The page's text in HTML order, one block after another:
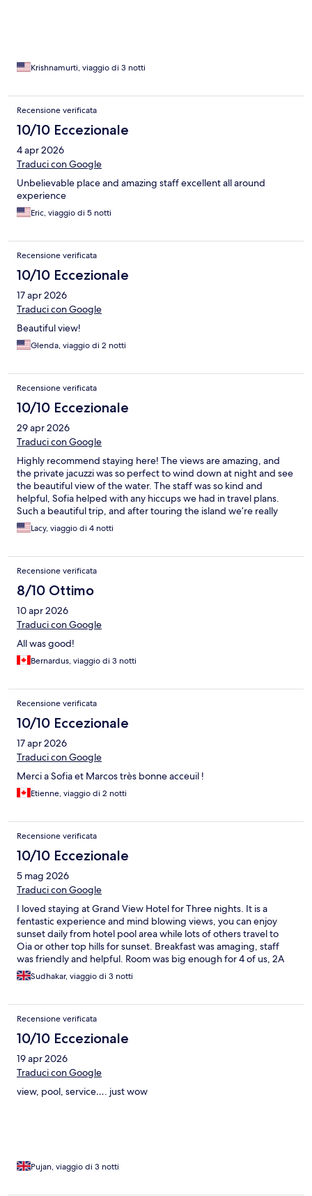
Krishnamurti, viaggio di 3 notti
Recensione verificata
10/10 Eccezionale
4 apr 2026
Traduci con Google
Unbelievable place and amazing staff excellent all around
experience
Eric, viaggio di 5 notti
Recensione verificata
10/10 Eccezionale
17 apr 2026
Traduci con Google
Beautiful view!
Glenda, viaggio di 2 notti
Recensione verificata
10/10 Eccezionale
29 apr 2026
Traduci con Google
Highly recommend staying here! The views are amazing, and
the private jacuzzi was so perfect to wind down at night and see
the beautiful view of the water. The staff was so kind and
helpful, Sofia helped with any hiccups we had in travel plans.
Such a beautiful trip, and after touring the island we’re really
glad we stayed here for a good blend of privacy with views but
accessibility to Megalachori!
Lacy, viaggio di 4 notti
Recensione verificata
8/10 Ottimo
10 apr 2026
Traduci con Google
All was good!
Bernardus, viaggio di 3 notti
Recensione verificata
10/10 Eccezionale
17 apr 2026
Traduci con Google
Merci a Sofia et Marcos très bonne acceuil !
Etienne, viaggio di 2 notti
Recensione verificata
10/10 Eccezionale
5 mag 2026
Traduci con Google
I loved staying at Grand View Hotel for Three nights. It is a
fentastic experience and mind blowing views, you can enjoy
sunset daily from hotel pool area while lots of others travel to
Oia or other top hills for sunset. Breakfast was amaging, staff
was friendly and helpful. Room was big enough for 4 of us, 2A
and 2C. A free parking available on site which is add-on. I will
def''ly recommend this to friends and would love to stay again
Sudhakar, viaggio di 3 notti
Recensione verificata
10/10 Eccezionale
19 apr 2026
Traduci con Google
view, pool, service…. just wow
Pujan, viaggio di 3 notti